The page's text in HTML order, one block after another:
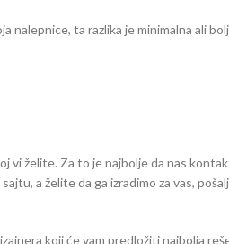
nalepnice, ta razlika je minimalna ali
vi želite. Za to je najbolje da nas
a želite da ga izradimo za vas,
koji će vam predložiti najbolja